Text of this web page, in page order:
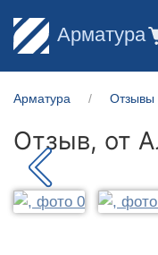
Арматура
Арматура Отзывы
Отзыв, от